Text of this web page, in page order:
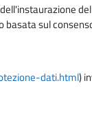
sul
dati.html)